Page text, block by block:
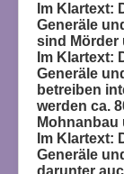
Im Klartext:
Generäle
sind Mörder
Im Klartext:
Generäle
betreiben
werden ca.
Im Klartext:
Generäle